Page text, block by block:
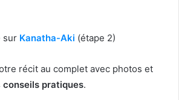
sur Kanatha-Aki (étape 2)
récit au complet avec photos et
conseils pratiques.